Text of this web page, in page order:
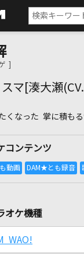
]
マ[湊大瀬
くなった 掌に積も
コンテンツ
オケ機種
WAO!